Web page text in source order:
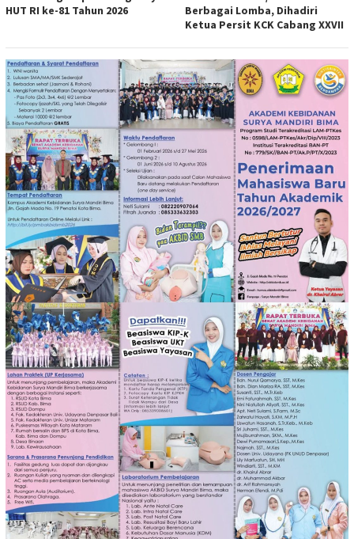
HUT RI ke-81 Tahun 2026
Berbagai Lomba, Dihadiri
Ketua Persit KCK Cabang XXVII